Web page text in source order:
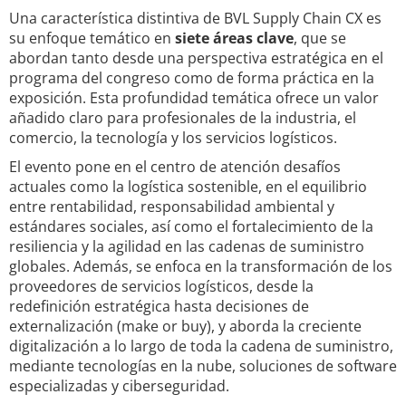
Una característica distintiva de BVL Supply Chain CX es
su enfoque temático en siete áreas clave, que se
abordan tanto desde una perspectiva estratégica en el
programa del congreso como de forma práctica en la
exposición. Esta profundidad temática ofrece un valor
añadido claro para profesionales de la industria, el
comercio, la tecnología y los servicios logísticos.
El evento pone en el centro de atención desafíos
actuales como la logística sostenible, en el equilibrio
entre rentabilidad, responsabilidad ambiental y
estándares sociales, así como el fortalecimiento de la
resiliencia y la agilidad en las cadenas de suministro
globales. Además, se enfoca en la transformación de los
proveedores de servicios logísticos, desde la
redefinición estratégica hasta decisiones de
externalización (make or buy), y aborda la creciente
digitalización a lo largo de toda la cadena de suministro,
mediante tecnologías en la nube, soluciones de software
especializadas y ciberseguridad.